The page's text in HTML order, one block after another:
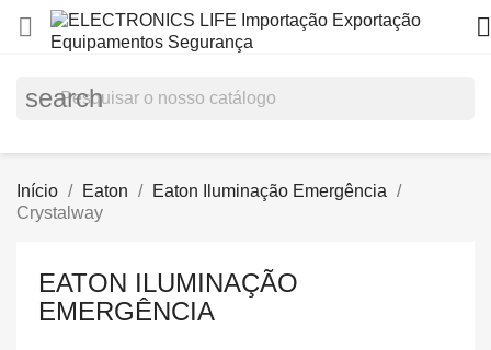
 
search
Início Eaton
Eaton Iluminação Emergência
Crystalway
EATON ILUMINAÇÃO
EMERGÊNCIA